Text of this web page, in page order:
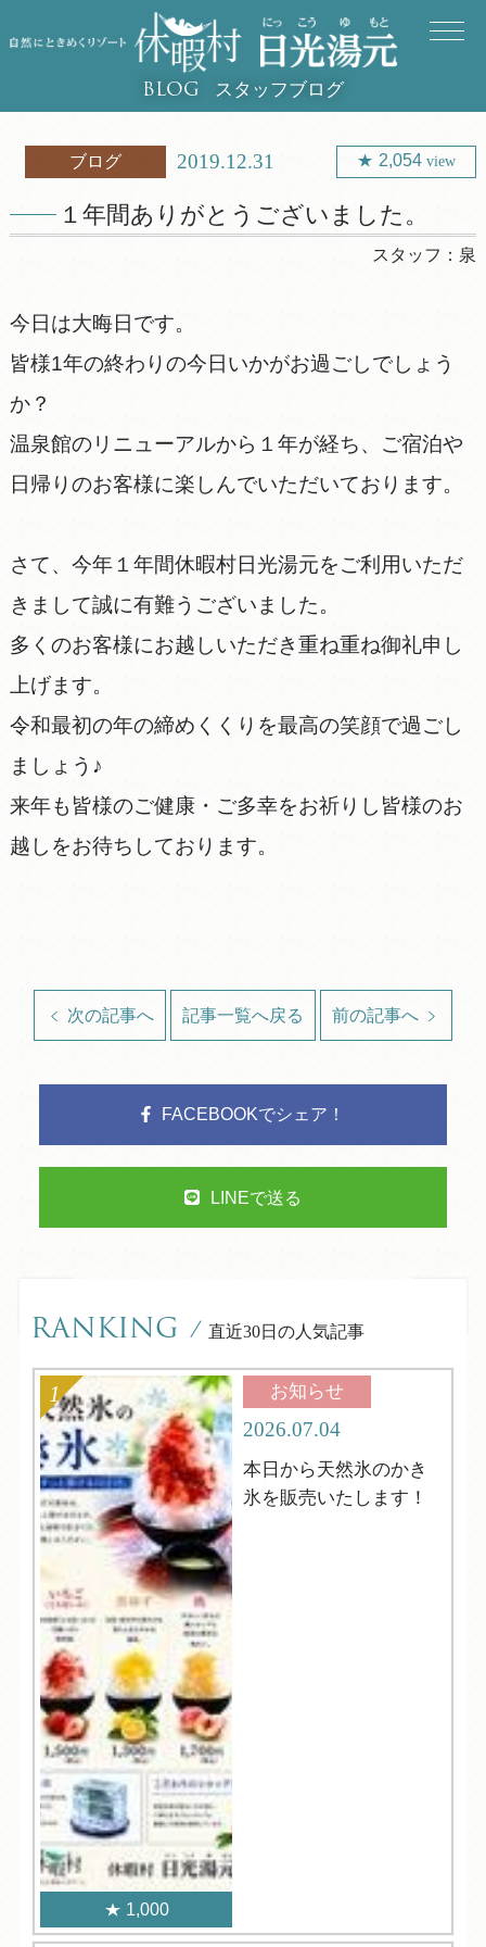
BLOG スタッフブログ
ブログ 2019.12.31 2,054view
１年間ありがとうございました。
スタッフ： 泉
今日は大晦日です。
皆様1年の終わりの今日いかがお過ごしでしょう
か？
温泉館のリニューアルから１年が経ち、ご宿泊や
日帰りのお客様に楽しんでいただいております。
さて、今年１年間休暇村日光湯元をご利用いただ
きまして誠に有難うございました。
多くのお客様にお越しいただき重ね重ね御礼申し
上げます。
令和最初の年の締めくくりを最高の笑顔で過ごし
ましょう♪
来年も皆様のご健康・ご多幸をお祈りし皆様のお
越しをお待ちしております。
次の記事へ 記事一覧へ戻る 前の記事へ
FACEBOOKでシェア！
LINEで送る
RANKING / 直近30日の人気記事
1,000
お知らせ
2026.07.04
本日から天然氷のかき
氷を販売いたします！